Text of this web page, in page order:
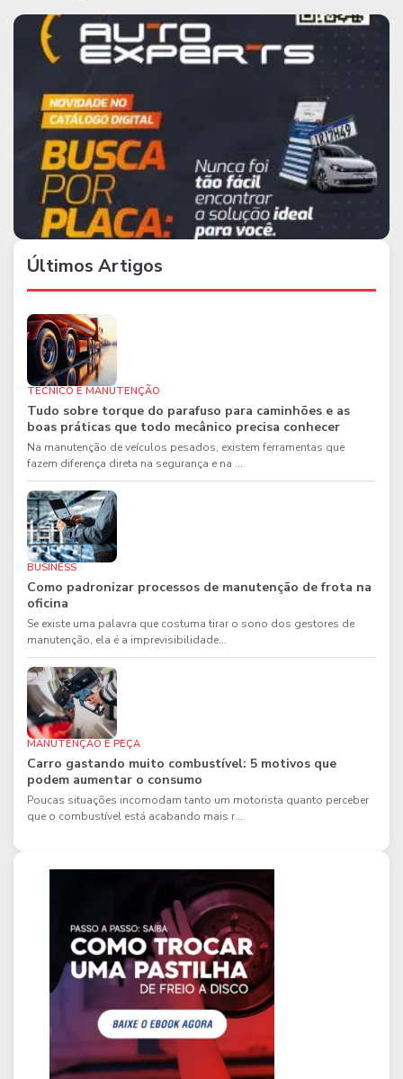
Últimos Artigos
TÉCNICO E MANUTENÇÃO
Tudo sobre torque do parafuso para caminhões e as
boas práticas que todo mecânico precisa conhecer
Na manutenção de veículos pesados, existem ferramentas que
fazem diferença direta na segurança e na ...
BUSINESS
Como padronizar processos de manutenção de frota na
oficina
Se existe uma palavra que costuma tirar o sono dos gestores de
manutenção, ela é a imprevisibilidade...
MANUTENÇÃO E PEÇA
Carro gastando muito combustível: 5 motivos que
podem aumentar o consumo
Poucas situações incomodam tanto um motorista quanto perceber
que o combustível está acabando mais r...